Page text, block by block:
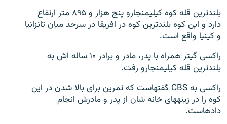
همۀ سایت‌های رادیو آزادی/ رادیو اروپای آزاد
بلندترین قله کوه کیلیمنجارو پنج هزار و ۸۹۵ متر ارتفاع
دارد و این کوه بلندترین کوه در افریقا در سرحد میان تانزانیا
و کینیا واقع است.
راکسی گیتر همراه با پدر، مادر و برادر ۱۰ ساله اش به
بلندترین قله کیلیمنجارو رفت.
راکسی به CBS گفته‎است که تمرین برای بالا شدن در این
کوه را در زینه‎های خانه شان از پدر و مادرش انجام
داده‎است.